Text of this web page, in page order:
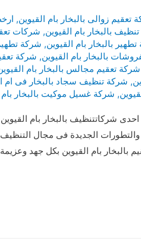
زوالى بالبخار بام القيوين,
تنظيف بالبخار بام القيوين, شركات
بالبخار بام القيوين, شركة
بالبخار بام القيوين, شركة
شركة تعقيم مجالس بالبخار بام
, شركة تنظيف سجاد بالبخار فى ام
, شركة غسيل موكيت بالبخار بام
شركاتتنظيف بالبخار بام القيوين
الجديدة فى مجال التنظيف
بام القيوين بكل جهد